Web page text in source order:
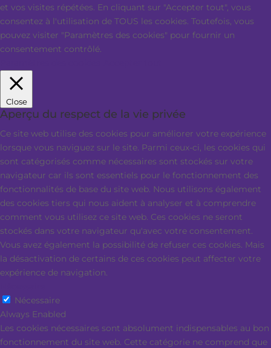
et vos visites répétées. En cliquant sur "Accepter tout", vous
consentez à l'utilisation de TOUS les cookies. Toutefois, vous
pouvez visiter "Paramètres des cookies" pour fournir un
consentement contrôlé.
Close
Aperçu du respect de la vie privée
Ce site web utilise des cookies pour améliorer votre expérience
lorsque vous naviguez sur le site. Parmi ceux-ci, les cookies qui
sont catégorisés comme nécessaires sont stockés sur votre
navigateur car ils sont essentiels pour le fonctionnement des
fonctionnalités de base du site web. Nous utilisons également
des cookies tiers qui nous aident à analyser et à comprendre
comment vous utilisez ce site web. Ces cookies ne seront
stockés dans votre navigateur qu'avec votre consentement.
Vous avez également la possibilité de refuser ces cookies. Mais
la désactivation de certains de ces cookies peut affecter votre
expérience de navigation.
Nécessaire
Always Enabled
Les cookies nécessaires sont absolument indispensables au bon
fonctionnement du site web. Cette catégorie ne comprend que